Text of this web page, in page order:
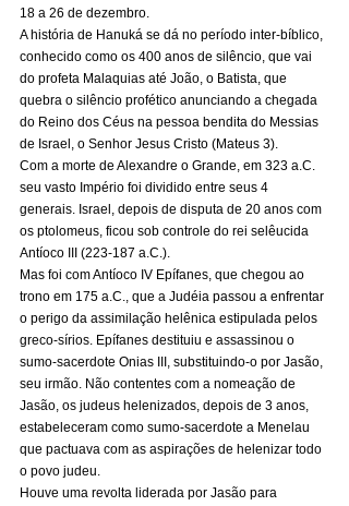
18 a 26 de dezembro.
A história de Hanuká se dá no período inter-bíblico,
conhecido como os 400 anos de silêncio, que vai
do profeta Malaquias até João, o Batista, que
quebra o silêncio profético anunciando a chegada
do Reino dos Céus na pessoa bendita do Messias
de Israel, o Senhor Jesus Cristo (Mateus 3).
Com a morte de Alexandre o Grande, em 323 a.C.
seu vasto Império foi dividido entre seus 4
generais. Israel, depois de disputa de 20 anos com
os ptolomeus, ficou sob controle do rei selêucida
Antíoco III (223-187 a.C.).
Mas foi com Antíoco IV Epífanes, que chegou ao
trono em 175 a.C., que a Judéia passou a enfrentar
o perigo da assimilação helênica estipulada pelos
greco-sírios. Epífanes destituiu e assassinou o
sumo-sacerdote Onias III, substituindo-o por Jasão,
seu irmão. Não contentes com a nomeação de
Jasão, os judeus helenizados, depois de 3 anos,
estabeleceram como sumo-sacerdote a Menelau
que pactuava com as aspirações de helenizar todo
o povo judeu.
Houve uma revolta liderada por Jasão para